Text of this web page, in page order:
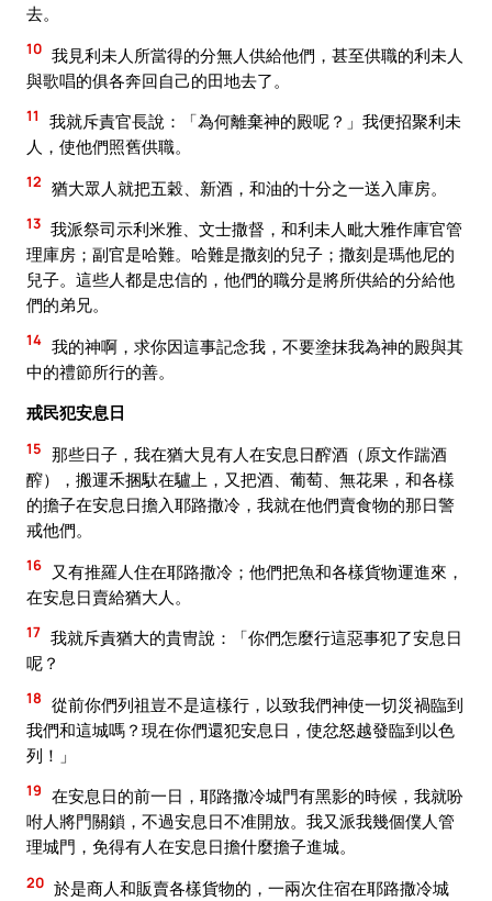
去。
10 我見利未人所當得的分無人供給他們，甚至供職的利未人
與歌唱的俱各奔回自己的田地去了。
11
我就斥責官長說：「為何離棄神的殿呢？」我便招聚利未
人，使他們照舊供職。
12 猶大眾人就把五穀、新酒，和油的十分之一送入庫房。
13 我派祭司示利米雅、文士撒督，和利未人毗大雅作庫官管
理庫房；副官是哈難。哈難是撒刻的兒子；撒刻是瑪他尼的
兒子。這些人都是忠信的，他們的職分是將所供給的分給他
們的弟兄。
14 我的神啊，求你因這事記念我，不要塗抹我為神的殿與其
中的禮節所行的善。
戒民犯安息日
15 那些日子，我在猶大見有人在安息日醡酒（原文作踹酒
醡），搬運禾捆馱在驢上，又把酒、葡萄、無花果，和各樣
的擔子在安息日擔入耶路撒冷，我就在他們賣食物的那日警
戒他們。
16
又有推羅人住在耶路撒冷；他們把魚和各樣貨物運進來，
在安息日賣給猶大人。
17 我就斥責猶大的貴冑說：「你們怎麼行這惡事犯了安息日
呢？
18 從前你們列祖豈不是這樣行，以致我們神使一切災禍臨到
我們和這城嗎？現在你們還犯安息日，使忿怒越發臨到以色
列！」
19 在安息日的前一日，耶路撒冷城門有黑影的時候，我就吩
咐人將門關鎖，不過安息日不准開放。我又派我幾個僕人管
理城門，免得有人在安息日擔什麼擔子進城。
20 於是商人和販賣各樣貨物的，一兩次住宿在耶路撒冷城